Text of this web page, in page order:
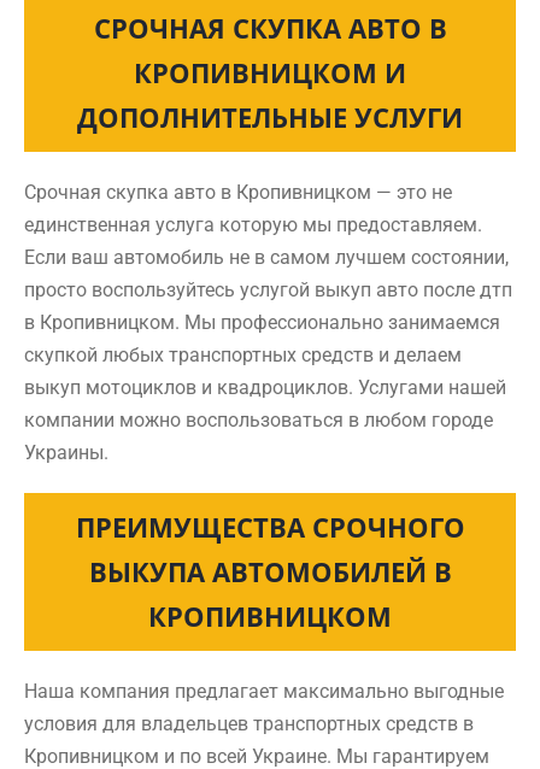
СРОЧНАЯ СКУПКА АВТО В
КРОПИВНИЦКОМ И
ДОПОЛНИТЕЛЬНЫЕ УСЛУГИ
Срочная скупка авто в Кропивницком — это не
единственная услуга которую мы предоставляем.
Если ваш автомобиль не в самом лучшем состоянии,
просто воспользуйтесь услугой выкуп авто после дтп
в Кропивницком. Мы профессионально занимаемся
скупкой любых транспортных средств и делаем
выкуп мотоциклов и квадроциклов. Услугами нашей
компании можно воспользоваться в любом городе
Украины.
ПРЕИМУЩЕСТВА СРОЧНОГО
ВЫКУПА АВТОМОБИЛЕЙ В
КРОПИВНИЦКОМ
Наша компания предлагает максимально выгодные
условия для владельцев транспортных средств в
Кропивницком и по всей Украине. Мы гарантируем